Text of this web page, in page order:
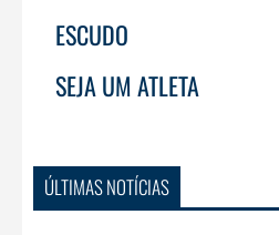
ESCUDO
SEJA UM ATLETA
ÚLTIMAS NOTÍCIAS